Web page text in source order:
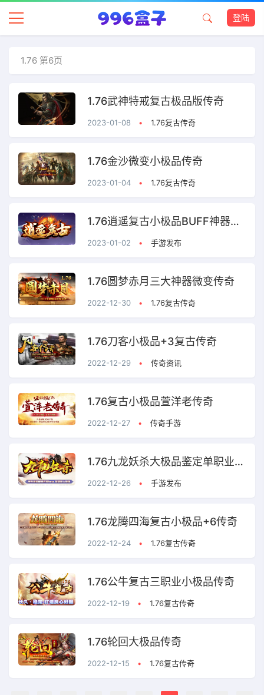
登陆
1.76 第6页
1.76武神特戒复古极品版传奇
2023-01-08 • 1.76复古传奇
1.76金沙微变小极品传奇
2023-01-04 • 1.76复古传奇
1.76逍遥复古小极品BUFF神器三职业传奇
2023-01-02 • 手游发布
1.76圆梦赤月三大神器微变传奇
2022-12-30 • 1.76复古传奇
1.76刀客小极品+3复古传奇
2022-12-29 • 传奇资讯
1.76复古小极品萱洋老传奇
2022-12-27 • 传奇手游
1.76九龙妖杀大极品鉴定单职业传奇
2022-12-26 • 手游发布
1.76龙腾四海复古小极品+6传奇
2022-12-24 • 1.76复古传奇
1.76公牛复古三职业小极品传奇
2022-12-19 • 1.76复古传奇
1.76轮回大极品传奇
2022-12-15 • 1.76复古传奇